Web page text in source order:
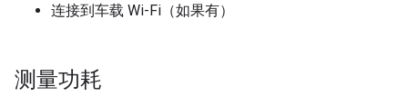
连接到车载 Wi-Fi（如果有）
测量功耗